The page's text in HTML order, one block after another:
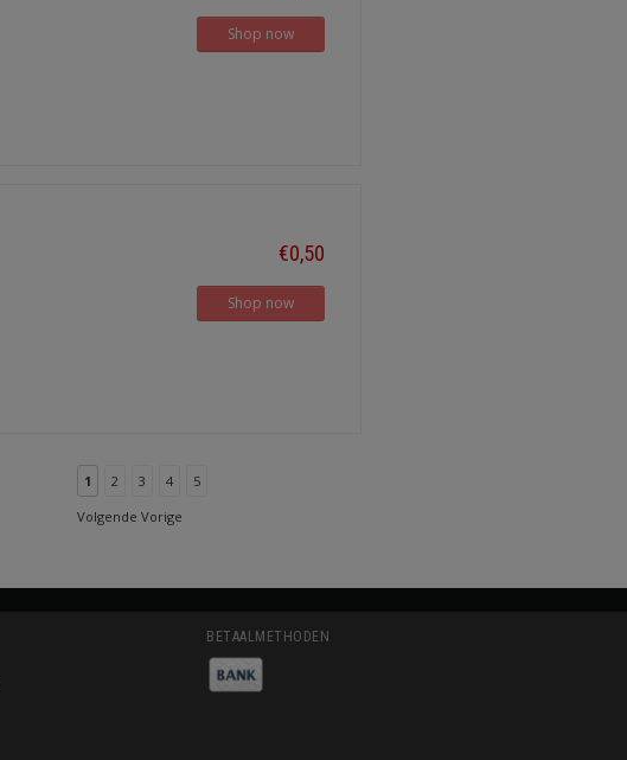
Shop now
€0,50
Shop now
1 2 3 4
5
Volgende Vorige
BETAALMETHODEN